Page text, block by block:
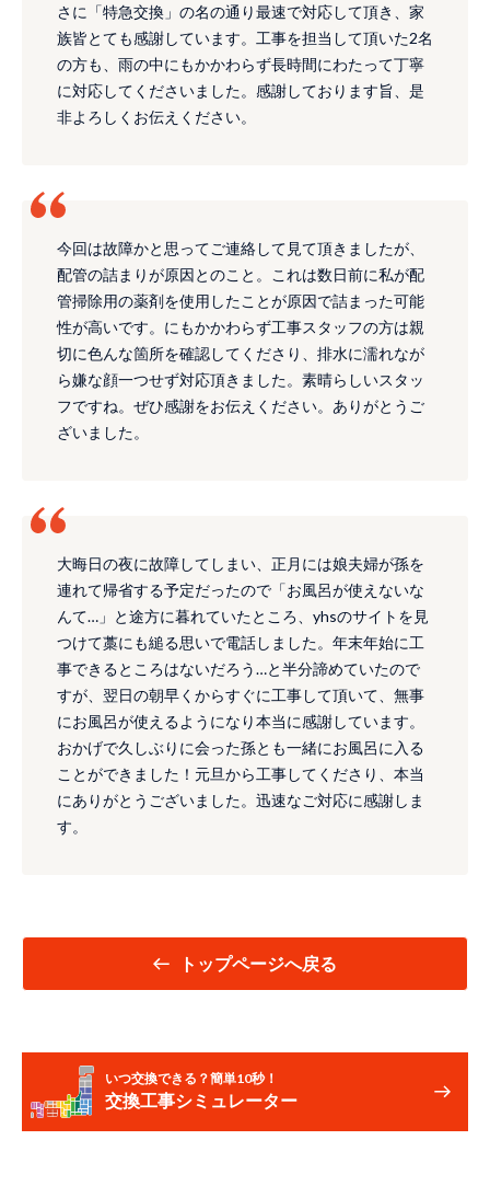
さに「特急交換」の名の通り最速で対応して頂き、家
族皆とても感謝しています。工事を担当して頂いた2名
の方も、雨の中にもかかわらず長時間にわたって丁寧
に対応してくださいました。感謝しております旨、是
非よろしくお伝えください。
今回は故障かと思ってご連絡して見て頂きましたが、
配管の詰まりが原因とのこと。これは数日前に私が配
管掃除用の薬剤を使用したことが原因で詰まった可能
性が高いです。にもかかわらず工事スタッフの方は親
切に色んな箇所を確認してくださり、排水に濡れなが
ら嫌な顔一つせず対応頂きました。素晴らしいスタッ
フですね。ぜひ感謝をお伝えください。ありがとうご
ざいました。
大晦日の夜に故障してしまい、正月には娘夫婦が孫を
連れて帰省する予定だったので「お風呂が使えないな
んて…」と途方に暮れていたところ、yhsのサイトを見
つけて藁にも縋る思いで電話しました。年末年始に工
事できるところはないだろう…と半分諦めていたので
すが、翌日の朝早くからすぐに工事して頂いて、無事
にお風呂が使えるようになり本当に感謝しています。
おかげで久しぶりに会った孫とも一緒にお風呂に入る
ことができました！元旦から工事してくださり、本当
にありがとうございました。迅速なご対応に感謝しま
す。
トップページへ戻る
いつ交換できる？簡単10秒！
交換工事シミュレーター